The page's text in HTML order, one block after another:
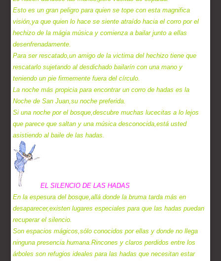
Esto es un gran peligro para quien se tope con esta magnifica
visión,ya que quien lo hace se siente atraído hacia el corro por el
hechizo de la mágia música y comienza a bailar junto a ellas
desenfrenadamente.
Para ser rescatado,un amigo de la victima del hechizo tiene que
rescatarlo sujetando al desdichado bailarín con una mano y
teniendo un pie firmemente fuera del círculo.
La noche más propicia para encontrar un corro de hadas es la
Noche de San Juan,su noche preferida.
Si una noche por el bosque,descubre muchas lucecitas a lo lejos
que parece que saltan y una música desconocida,está usted
asistiendo al baile de las hadas.
EL SILENCIO DE LAS HADAS
En la espesura del bosque,allá donde la bruma tarda más en
desaparecer,existen lugares especiales para que las hadas puedan
recuperar el silencio.
Son espacios mágicos,sólo conocidos por ellas y donde no llega
ninguna presencia humana.Rincones y claros perdidos entre los
árboles son refugios ideales para las hadas que necesitan estar